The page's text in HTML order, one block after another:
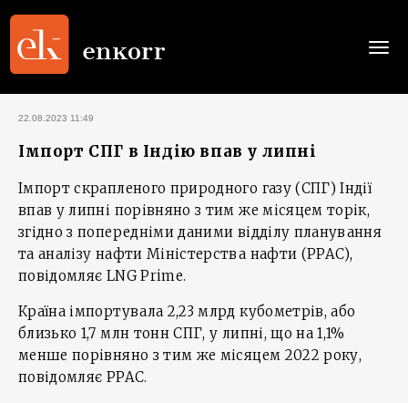
22.08.2023 11:49
Імпорт СПГ в Індію впав у липні
Імпорт скрапленого природного газу (СПГ) Індії
впав у липні порівняно з тим же місяцем торік,
згідно з попередніми даними відділу планування
та аналізу нафти Міністерства нафти (PPAC),
повідомляє LNG Prime.
Країна імпортувала 2,23 млрд кубометрів, або
близько 1,7 млн тонн СПГ, у липні, що на 1,1%
менше порівняно з тим же місяцем 2022 року,
повідомляє PPAC.